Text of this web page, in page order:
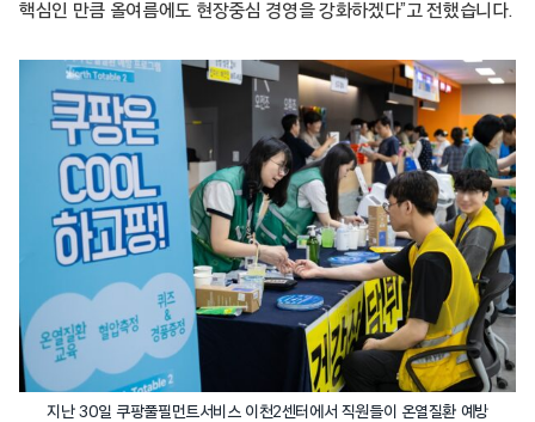
핵심인 만큼 올여름에도 현장중심 경영을 강화하겠다”고 전했습니다.
지난 30일 쿠팡풀필먼트서비스 이천2센터에서 직원들이 온열질환 예방